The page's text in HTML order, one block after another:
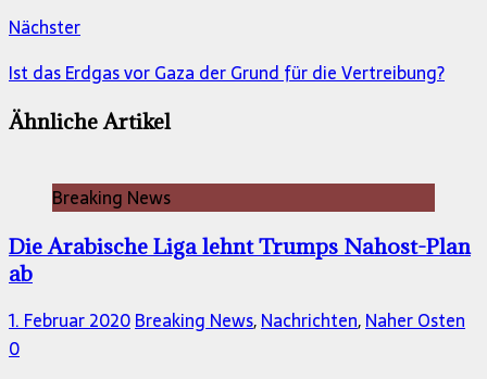
Nächster
Ist das Erdgas vor Gaza der Grund für die Vertreibung?
Ähnliche Artikel
Breaking News
Die Arabische Liga lehnt Trumps Nahost-Plan
ab
1. Februar 2020Breaking News,Nachrichten,Naher Osten
0